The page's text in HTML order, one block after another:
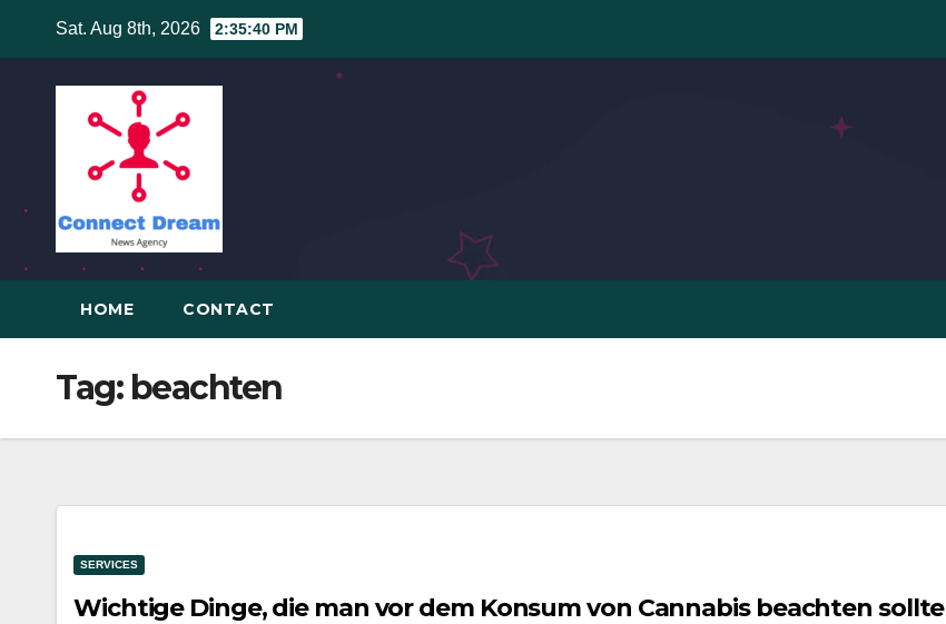
content
Sat. Aug 8th, 2026 2:35:40 PM
HOME CONTACT
Tag: beachten
SERVICES
Wichtige Dinge, die man vor dem Konsum von Cannabis beachten sollte